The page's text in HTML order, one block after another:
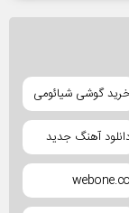
گوشی شیائومی
آهنگ جدید
webone.co